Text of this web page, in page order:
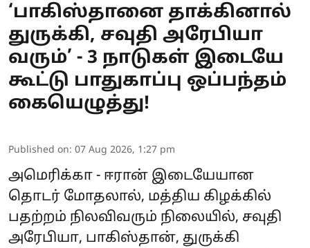
‘பாகிஸ்தானை தாக்கினால்
துருக்கி, சவுதி அரேபியா
வரும்’ - 3 நாடுகள் இடையே
கூட்டு பாதுகாப்பு ஒப்பந்தம்
கையெழுத்து!
Published on: 07 Aug 2026, 1:27 pm
அமெரிக்கா - ஈரான் இடையேயான
தொடர் மோதலால், மத்திய கிழக்கில்
பதற்றம் நிலவிவரும் நிலையில், சவுதி
அரேபியா, பாகிஸ்தான், துருக்கி